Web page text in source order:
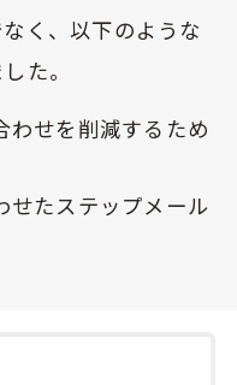
く、以下のような
た。
わせを削減するため
せたステップメール